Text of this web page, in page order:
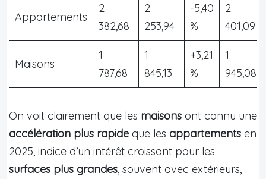
Appartements
2
382,68
2
253,94
-5,40
%
2
401,09
Maisons
1
787,68
1
845,13
+3,21
%
1
945,08
On voit clairement que les maisons ont connu une
accélération plus rapide que les appartements en
2025, indice d’un intérêt croissant pour les
surfaces plus grandes, souvent avec extérieurs,